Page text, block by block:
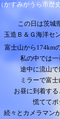
（かすみがうら市歴
この日は茨城
玉造Ｂ＆Ｇ海洋セ
富士山から174km
私の中では
途中に流山
ミラーで富
お昼に到着す
慌ててポ
続々とカメラマン